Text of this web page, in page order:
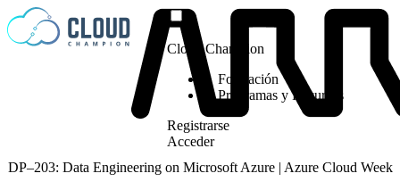
Saltar al contenido
Cloud Champion
Formación
Programas y Recursos
Registrarse
Acceder
DP–203: Data Engineering on Microsoft Azure | Azure Cloud Week